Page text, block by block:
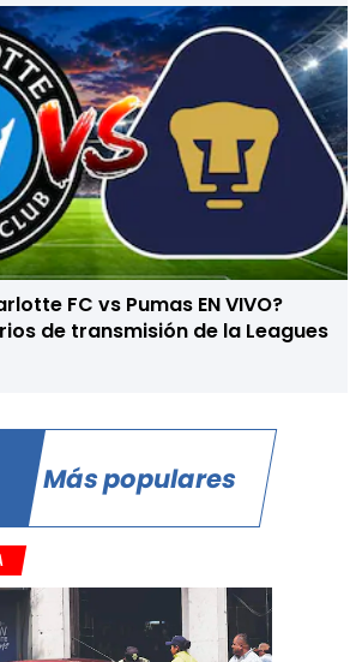
FC vs Pumas EN VIVO?
de transmisión de la Leagues
Más populares